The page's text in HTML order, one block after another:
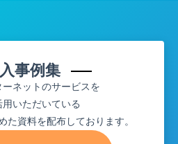
事例集
ーネットのサービスを
いただいている
た資料を配布しております。